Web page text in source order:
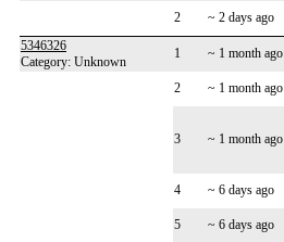
2 ~ 2 days ago
5346326
Category: Unknown
1 ~ 1 month ago
2 ~ 1 month ago
3 ~ 1 month ago
4
~ 6 days ago
5
~ 6 days ago